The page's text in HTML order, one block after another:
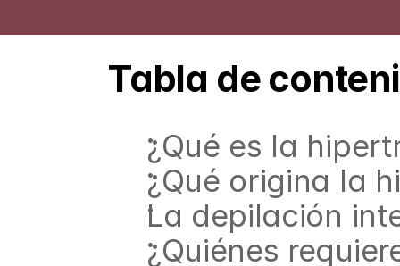
Tabla de
¿Qué es la
¿Qué origina la
La depilación
¿Quiénes